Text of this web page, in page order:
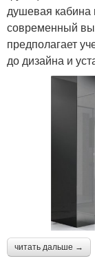
душевая кабина
современный
предполагает
до дизайна и
читать дальше →